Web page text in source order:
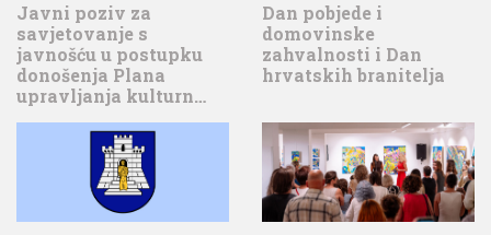
Javni poziv za
savjetovanje s
javnošću u postupku
donošenja Plana
upravljanja kulturn…
Dan pobjede i
domovinske
zahvalnosti i Dan
hrvatskih branitelja